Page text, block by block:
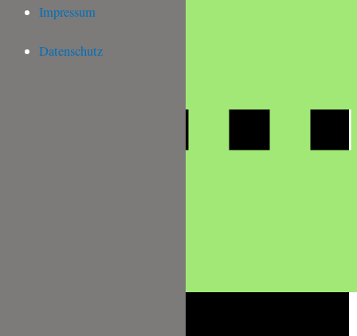
Impressum
Datenschutz